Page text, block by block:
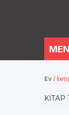
Ev /
KITAP